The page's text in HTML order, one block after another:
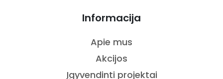
Informacija
Apie mus
Akcijos
Įgyvendinti projektai